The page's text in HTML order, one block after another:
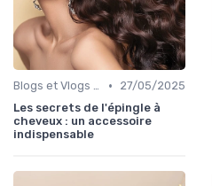
Blogs et Vlogs de Coiffure •
27/05/2025
Les secrets de l'épingle à
cheveux : un accessoire
indispensable